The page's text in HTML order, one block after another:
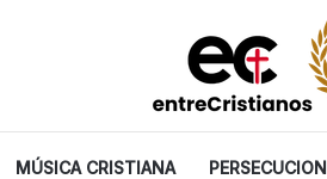
MÚSICA CRISTIANA PERSECUCION